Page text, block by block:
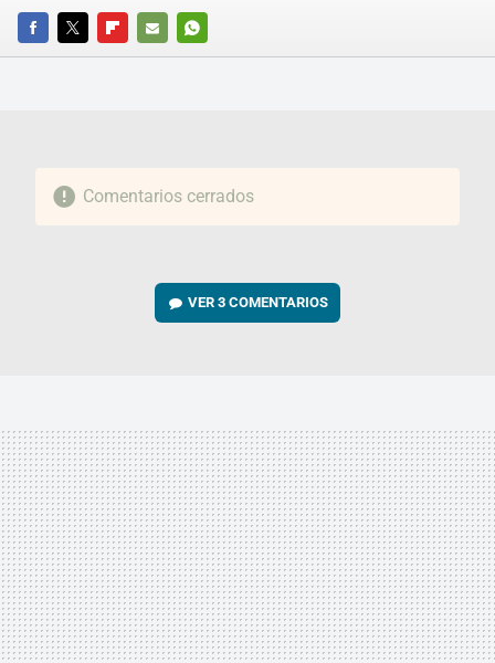
FACEBOOKTWITTERFLIPBOARD
E-
WHATSAPP
Comentarios cerrados
VER3 COMENTARIOS